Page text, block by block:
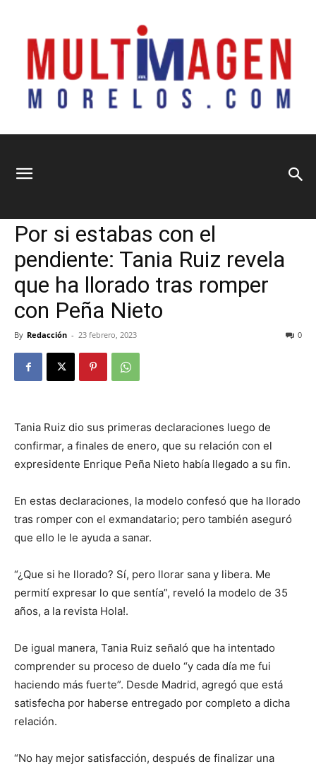
Morelos
Por si estabas con el
pendiente: Tania Ruiz revela
que ha llorado tras romper
con Peña Nieto
By Redacción - 23 febrero, 2023 0
Tania Ruiz dio sus primeras declaraciones luego de
confirmar, a finales de enero, que su relación con el
expresidente Enrique Peña Nieto había llegado a su fin.
En estas declaraciones, la modelo confesó que ha llorado
tras romper con el exmandatario; pero también aseguró
que ello le le ayuda a sanar.
“¿Que si he llorado? Sí, pero llorar sana y libera. Me
permití expresar lo que sentía”, reveló la modelo de 35
años, a la revista Hola!.
De igual manera, Tania Ruiz señaló que ha intentado
comprender su proceso de duelo “y cada día me fui
haciendo más fuerte”. Desde Madrid, agregó que está
satisfecha por haberse entregado por completo a dicha
relación.
“No hay mejor satisfacción, después de finalizar una